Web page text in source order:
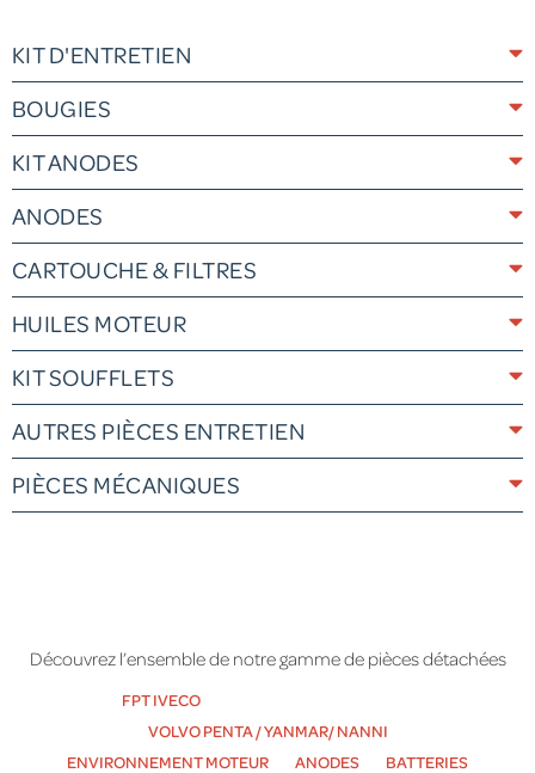
KIT D'ENTRETIEN
BOUGIES
KIT ANODES
ANODES
CARTOUCHE & FILTRES
HUILES MOTEUR
KIT SOUFFLETS
AUTRES PIÈCES ENTRETIEN
PIÈCES MÉCANIQUES
Découvrez l’ensemble de notre gamme de pièces détachées
FPT IVECO
VOLVO PENTA / YANMAR/ NANNI
ENVIRONNEMENT MOTEUR
ANODES
BATTERIES